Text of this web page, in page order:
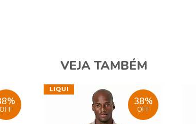
VEJA TAMBÉM
OFF
38%
OFF